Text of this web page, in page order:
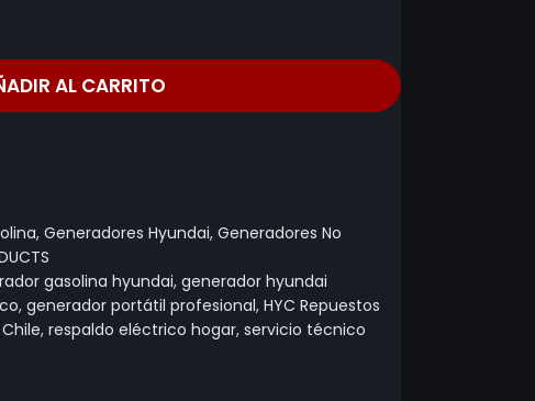
AL CARRITO
, Generadores Hyundai, Generadores No
gasolina hyundai, generador hyundai
, generador portátil profesional, HYC Repuestos
, respaldo eléctrico hogar, servicio técnico